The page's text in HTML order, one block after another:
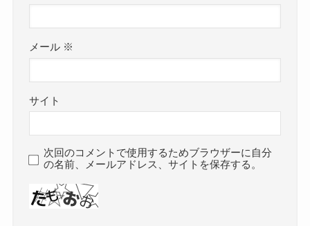
メール ※
サイト
次回のコメントで使用するためブラウザーに自分
の名前、メールアドレス、サイトを保存する。